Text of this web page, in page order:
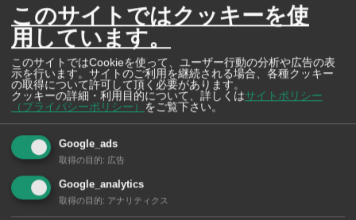
バンコクに現地法人を設立【クラ
スメソッド】
タイ、台湾向けて今年の桜の写真
を投稿【アジア・インタラクショ
モビリティデータプラットフォー
ムを世界へ【スマートドライブ】
このサイトではクッキーを使
用しています。
このサイトではCookieを使って、ユーザー行動の分析や広告の表
示を行います。サイトのご利用を継続される場合、各種クッキー
の取得について許可して頂く必要があります。
クッキーの詳細・利用目的について、詳しくはサイトポリシー
（プライバシーポリシー）
をご覧下さい。
Google_ads
取得の目的: 広告
Google_analytics
取得の目的: アナリティクス